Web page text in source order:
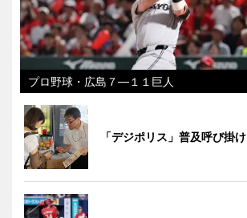
プロ野球・広島７―１１巨人
「デジポリス」普及呼び掛け